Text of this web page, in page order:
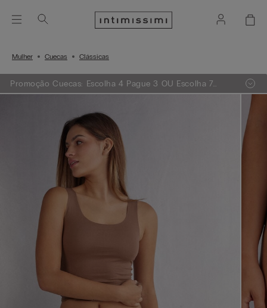
Mulher Cuecas Clássicas
Promoção Cuecas: Escolha 4 Pague 3 OU Escolha 7
Pague 5 OU Escolha 10 Pague 7